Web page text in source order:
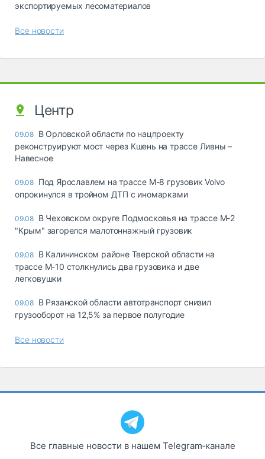
экспортируемых лесоматериалов
Все новости
Центр
09.08 В Орловской области по нацпроекту
реконструируют мост через Кшень на трассе Ливны –
Навесное
09.08 Под Ярославлем на трассе М-8 грузовик Volvo
опрокинулся в тройном ДТП с иномарками
09.08 В Чеховском округе Подмосковья на трассе М-2
"Крым" загорелся малотоннажный грузовик
09.08 В Калининском районе Тверской области на
трассе М-10 столкнулись два грузовика и две
легковушки
09.08 В Рязанской области автотранспорт снизил
грузооборот на 12,5% за первое полугодие
Все новости
Все главные новости в нашем Telegram‑канале